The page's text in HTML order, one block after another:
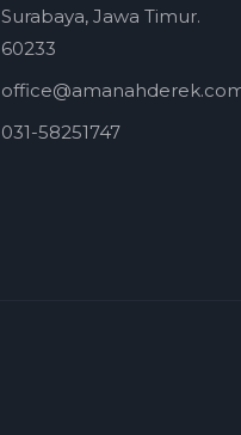
Surabaya, Jawa Timur.
60233
031-58251747